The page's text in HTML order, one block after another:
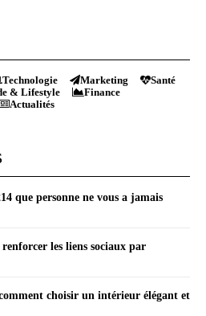
Technologie Marketing
Santé
& Lifestyle
Finance
Actualités
que personne ne vous a jamais
les liens sociaux par
choisir un intérieur élégant et